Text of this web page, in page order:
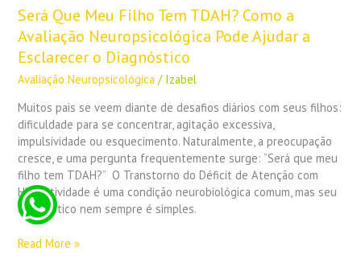
Será Que Meu Filho Tem TDAH? Como a
Avaliação Neuropsicológica Pode Ajudar a
Esclarecer o Diagnóstico
Avaliação Neuropsicológica / Izabel
Muitos pais se veem diante de desafios diários com seus filhos:
dificuldade para se concentrar, agitação excessiva,
impulsividade ou esquecimento. Naturalmente, a preocupação
cresce, e uma pergunta frequentemente surge: “Será que meu
filho tem TDAH?” O Transtorno do Déficit de Atenção com
Hiperatividade é uma condição neurobiológica comum, mas seu
diagnóstico nem sempre é simples.
Meu
Filho
Tem
TDAH?
Como
Avaliação
Neuropsicológica
Pode
Ajudar
a
Esclarecer
o
Read More »